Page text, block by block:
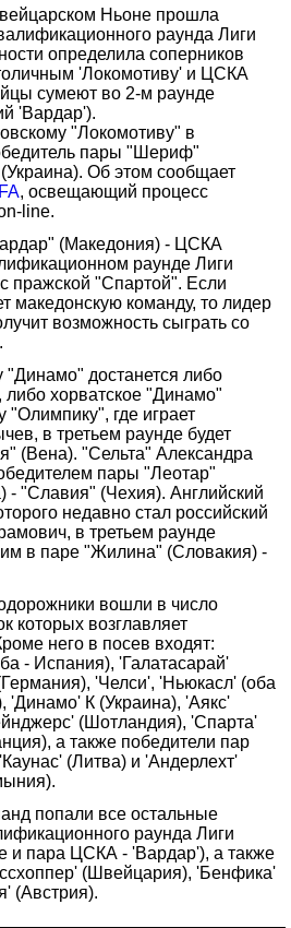
Ньоне прошла
раунда Лиги
определила соперников
'Локомотиву' и ЦСКА
сумеют во 2-м раунде
'Вардар').
"Локомотиву" в
пары "Шериф"
Об этом сообщает
, освещающий процесс
line.
(Македония) - ЦСКА
раунде Лиги
пражской "Спартой". Если
македонскую команду, то лидер
возможность сыграть со
"Динамо" достанется либо
хорватское "Динамо"
"Олимпику", где играет
в третьем раунде будет
(Вена). "Сельта" Александра
пары "Леотар"
- "Славия" (Чехия). Английский
недавно стал российский
в третьем раунде
в паре "Жилина" (Словакия) -
вошли в число
которых возглавляет
него в посев входят:
- Испания), 'Галатасарай'
'Челси', 'Ньюкасл' (оба
'Динамо' К (Украина), 'Аякс'
(Шотландия), 'Спарта'
а также победители пар
(Литва) и 'Андерлехт'
попали все остальные
раунда Лиги
и пара ЦСКА - 'Вардар'), а также
(Швейцария), 'Бенфика'
(Австрия).